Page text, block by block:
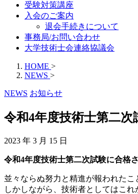
受験対策講座
入会のご案内
退会手続きについて
事務局/お問い合わせ
大学技術士会連絡協議会
HOME >
NEWS >
NEWS お知らせ
令和4年度技術士第二
2023 年 3 月 15 日
令和4年度技術士第二次試験に合格
並々ならぬ努力と精進が報われたこ
しかしながら、技術者としてはこれ